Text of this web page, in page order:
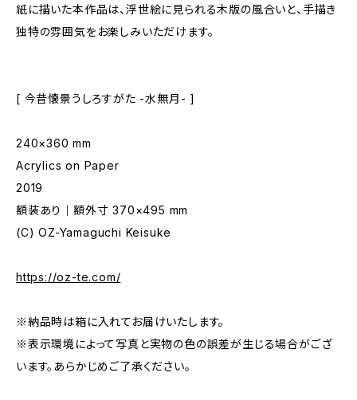
紙に描いた本作品は、浮世絵に見られる木版の風合いと、手描き
独特の雰囲気をお楽しみいただけます。
[ 今昔懐景うしろすがた -水無月- ]
240×360 mm
Acrylics on Paper
2019
額装あり｜額外寸 370×495 mm
(C) OZ-Yamaguchi Keisuke
https://oz-te.com/
※納品時は箱に入れてお届けいたします。
※表示環境によって写真と実物の色の誤差が生じる場合がござ
います。あらかじめご了承ください。